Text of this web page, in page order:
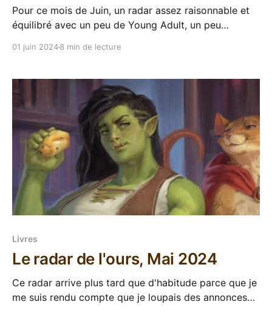
Pour ce mois de Juin, un radar assez raisonnable et
équilibré avec un peu de Young Adult, un peu
FANTASY ÉPIQUE BADABOUM QUE J'AIME : Lilith
évidemment John Gwynne qui revient
01 juin 20248 min de lecture
Livres
Le radar de l'ours, Mai 2024
Ce radar arrive plus tard que d'habitude parce que je
me suis rendu compte que je loupais des annonces